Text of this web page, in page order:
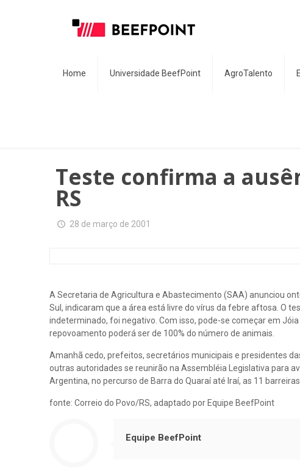
Home Universidade BeefPoint AgroTalento
Teste confirma a
RS
28 de março de 2001
A Secretaria de Agricultura e Abastecimento (SAA) anunciou
Sul, indicaram que a área está livre do vírus da febre aftosa. O
indeterminado, foi negativo. Com isso, pode-se começar em
repovoamento poderá ser de 100% do número de animais.
Amanhã cedo, prefeitos, secretários municipais e presidentes
outras autoridades se reunirão na Assembléia Legislativa para
Argentina, no percurso de Barra do Quaraí até Iraí, as 11
fonte: Correio do Povo/RS, adaptado por Equipe BeefPoint
Equipe BeefPoint